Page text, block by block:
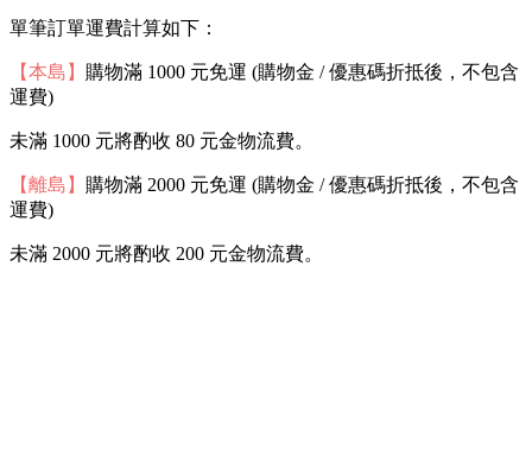
單筆訂單運費計算如下：
【本島】 購物滿 1000 元免運 (購物金 / 優惠碼折抵後，不包含
運費)
未滿 1000 元將酌收 80 元金物流費。
【離島】 購物滿 2000 元免運 (購物金 / 優惠碼折抵後，不包含
運費)
未滿 2000 元將酌收 200 元金物流費。